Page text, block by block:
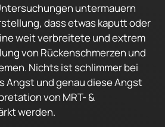
untermauern
dass etwas kaputt oder
weit verbreitete und extrem
von Rückenschmerzen und
Nichts ist schlimmer bei
Angst und genau diese Angst
von MRT- &
werden.